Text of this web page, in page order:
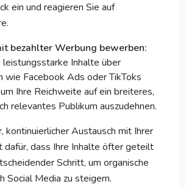
ein und reagieren Sie auf
bezahlter Werbung bewerben:
leistungsstarke Inhalte über
wie Facebook Ads oder TikToks
Ihre Reichweite auf ein breiteres,
relevantes Publikum auszudehnen.
kontinuierlicher Austausch mit Ihrer
dafür, dass Ihre Inhalte öfter geteilt
Schritt, um organische
Social Media zu steigern.